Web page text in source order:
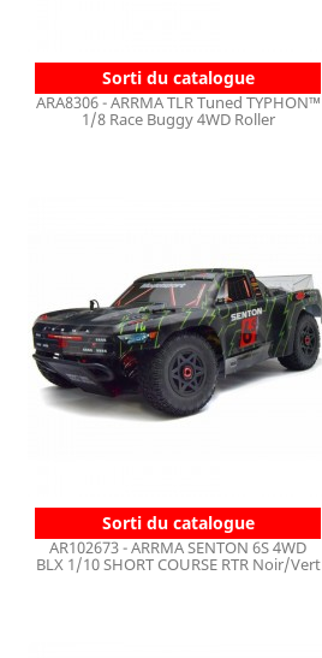
Sorti du catalogue
ARA8306 - ARRMA TLR Tuned TYPHON™
1/8 Race Buggy 4WD Roller
Sorti du catalogue
AR102673 - ARRMA SENTON 6S 4WD
BLX 1/10 SHORT COURSE RTR Noir/Vert